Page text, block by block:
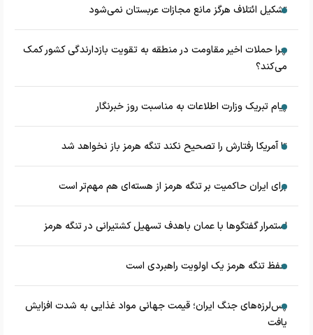
تشکیل ائتلاف هرگز مانع مجازات عربستان نمی‌شود
چرا حملات اخیر مقاومت در منطقه به تقویت بازدارندگی کشور کمک
می‌کند؟
پیام تبریک وزارت اطلاعات به مناسبت روز خبرنگار
تا آمریکا رفتارش را تصحیح نکند تنگه هرمز باز نخواهد شد
برای ایران حاکمیت بر تنگه هرمز از هسته‌ای هم مهم‌تر است
استمرار گفتگوها با عمان باهدف تسهیل کشتیرانی در تنگه هرمز
حفظ تنگه هرمز یک اولویت راهبردی است
پس‌لرزه‌های جنگ ایران؛ قیمت جهانی مواد غذایی به شدت افزایش
یافت